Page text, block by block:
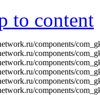
to content
components/
components/
components/
components/
components/
components/